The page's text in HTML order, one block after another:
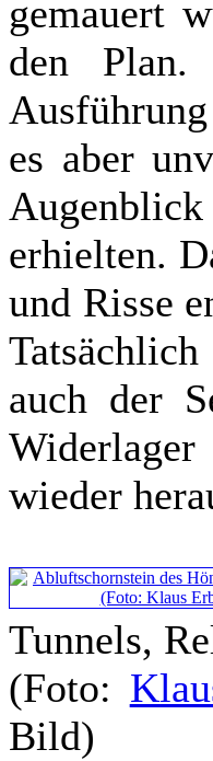
gemauert
den
es aber
Augenblick
erhielten.
und Risse
auch der
wieder
Tunnels,
(Foto:
Bild)